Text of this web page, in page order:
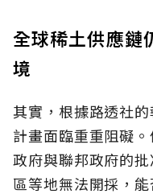
全球稀土供應鏈
境
其實，根據路透社
計畫面臨重重阻礙
政府與聯邦政府的
區等地無法開採，